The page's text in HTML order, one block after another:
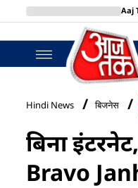
Aaj
BT Bazaar
Hindi News बिजनेस
बिना
Bravo